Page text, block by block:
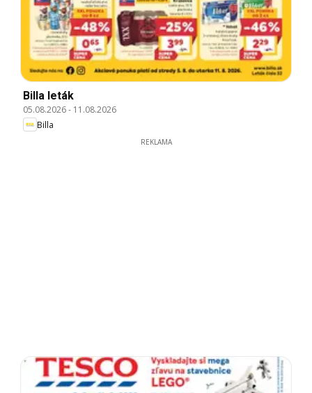
Billa leták
05.08.2026- 11.08.2026
Billa
REKLAMA